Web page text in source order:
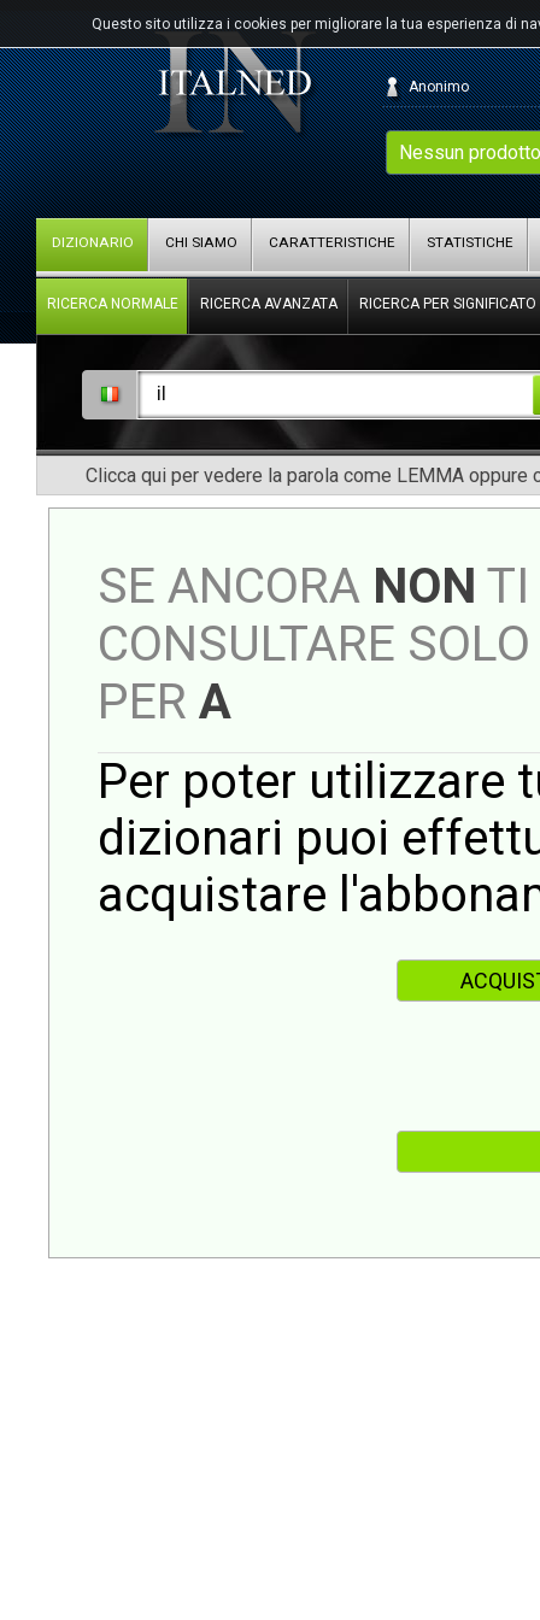
Questo sito utilizza i cookies per migliorare la tua esperienza di
Nessun
Anonimo
DIZIONARIO CHI SIAMO CARATTERISTICHE STATISTICHE
RICERCA NORMALE RICERCA AVANZATA RICERCA PER SIGNIFICATO
Clicca qui per vedere la parola come LEMMA oppure
SE ANCORA NON TI
CONSULTARE
PER A
Per poter utilizzare
dizionari puoi
acquistare